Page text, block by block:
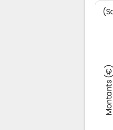
Montants (€)